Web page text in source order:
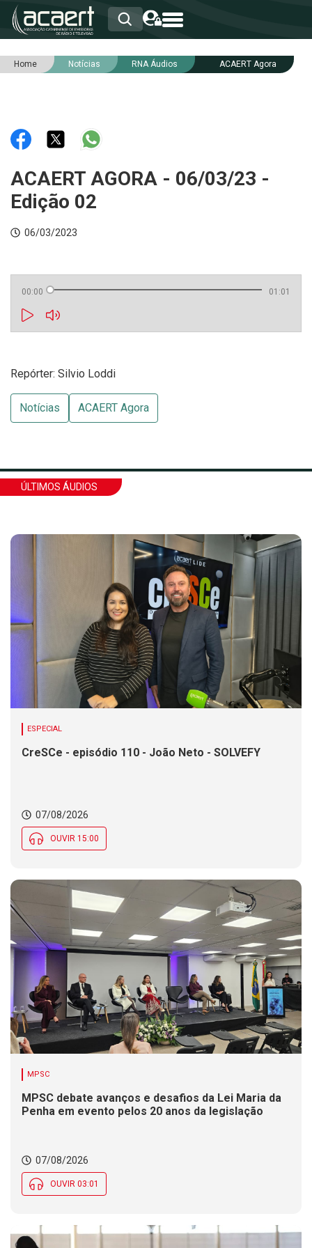
HOME
RNA
NOTÍCIAS
INTEGRIDADE
Home Notícias RNA Áudios ACAERT Agora
ACAERT AGORA - 06/03/23 -
Edição 02
06/03/2023
00:00 01:01
Repórter: Silvio Loddi
Notícias ACAERT Agora
ÚLTIMOS ÁUDIOS
ESPECIAL
CreSCe - episódio 110 - João Neto - SOLVEFY
07/08/2026
OUVIR 15:00
MPSC
MPSC debate avanços e desafios da Lei Maria da
Penha em evento pelos 20 anos da legislação
07/08/2026
OUVIR 03:01